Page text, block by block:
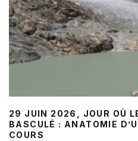
29 JUIN 2026, JOUR OÙ
BASCULÉ : ANATOMIE
COURS